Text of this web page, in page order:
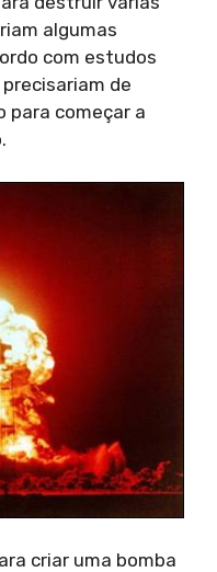
algumas
com estudos
de
para começar a
criar uma bomba